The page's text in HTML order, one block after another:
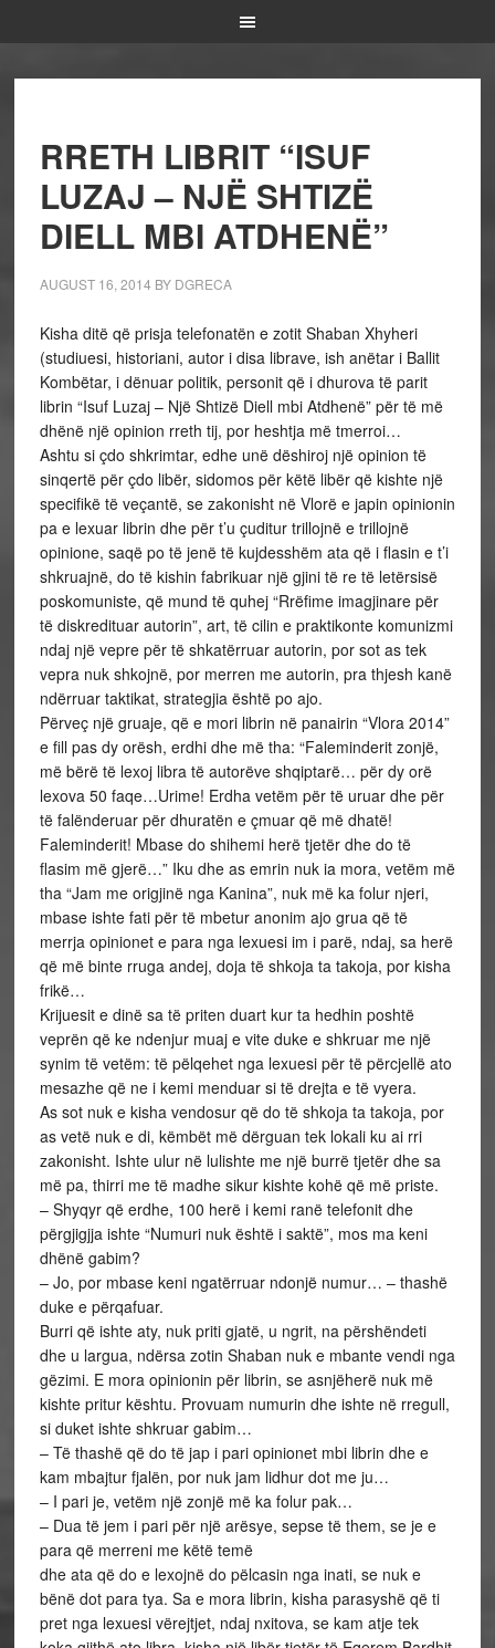
RRETH LIBRIT “ISUF
LUZAJ – NJË SHTIZË
DIELL MBI ATDHENË”
AUGUST 16, 2014 BY DGRECA
Kisha ditë që prisja telefonatën e zotit Shaban Xhyheri
(studiuesi, historiani, autor i disa librave, ish anëtar i Ballit
Kombëtar, i dënuar politik, personit që i dhurova të parit
librin “Isuf Luzaj – Një Shtizë Diell mbi Atdhenë” për të më
dhënë një opinion rreth tij, por heshtja më tmerroi…
Ashtu si çdo shkrimtar, edhe unë dëshiroj një opinion të
sinqertë për çdo libër, sidomos për këtë libër që kishte një
specifikë të veçantë, se zakonisht në Vlorë e japin opinionin
pa e lexuar librin dhe për t’u çuditur trillojnë e trillojnë
opinione, saqë po të jenë të kujdesshëm ata që i flasin e t’i
shkruajnë, do të kishin fabrikuar një gjini të re të letërsisë
poskomuniste, që mund të quhej “Rrëfime imagjinare për
të diskredituar autorin”, art, të cilin e praktikonte komunizmi
ndaj një vepre për të shkatërruar autorin, por sot as tek
vepra nuk shkojnë, por merren me autorin, pra thjesh kanë
ndërruar taktikat, strategjia është po ajo.
Përveç një gruaje, që e mori librin në panairin “Vlora 2014”
e fill pas dy orësh, erdhi dhe më tha: “Faleminderit zonjë,
më bërë të lexoj libra të autorëve shqiptarë… për dy orë
lexova 50 faqe…Urime! Erdha vetëm për të uruar dhe për
të falënderuar për dhuratën e çmuar që më dhatë!
Faleminderit! Mbase do shihemi herë tjetër dhe do të
flasim më gjerë…” Iku dhe as emrin nuk ia mora, vetëm më
tha “Jam me origjinë nga Kanina”, nuk më ka folur njeri,
mbase ishte fati për të mbetur anonim ajo grua që të
merrja opinionet e para nga lexuesi im i parë, ndaj, sa herë
që më binte rruga andej, doja të shkoja ta takoja, por kisha
frikë…
Krijuesit e dinë sa të priten duart kur ta hedhin poshtë
veprën që ke ndenjur muaj e vite duke e shkruar me një
synim të vetëm: të pëlqehet nga lexuesi për të përcjellë ato
mesazhe që ne i kemi menduar si të drejta e të vyera.
As sot nuk e kisha vendosur që do të shkoja ta takoja, por
as vetë nuk e di, këmbët më dërguan tek lokali ku ai rri
zakonisht. Ishte ulur në lulishte me një burrë tjetër dhe sa
më pa, thirri me të madhe sikur kishte kohë që më priste.
– Shyqyr që erdhe, 100 herë i kemi ranë telefonit dhe
përgjigjja ishte “Numuri nuk është i saktë”, mos ma keni
dhënë gabim?
– Jo, por mbase keni ngatërruar ndonjë numur… – thashë
duke e përqafuar.
Burri që ishte aty, nuk priti gjatë, u ngrit, na përshëndeti
dhe u largua, ndërsa zotin Shaban nuk e mbante vendi nga
gëzimi. E mora opinionin për librin, se asnjëherë nuk më
kishte pritur kështu. Provuam numurin dhe ishte në rregull,
si duket ishte shkruar gabim…
– Të thashë që do të jap i pari opinionet mbi librin dhe e
kam mbajtur fjalën, por nuk jam lidhur dot me ju…
– I pari je, vetëm një zonjë më ka folur pak…
– Dua të jem i pari për një arësye, sepse të them, se je e
para që merreni me këtë temë
dhe ata që do e lexojnë do pëlcasin nga inati, se nuk e
bënë dot para tya. Sa e mora librin, kisha parasyshë që ti
pret nga lexuesi vërejtjet, ndaj nxitova, se kam atje tek